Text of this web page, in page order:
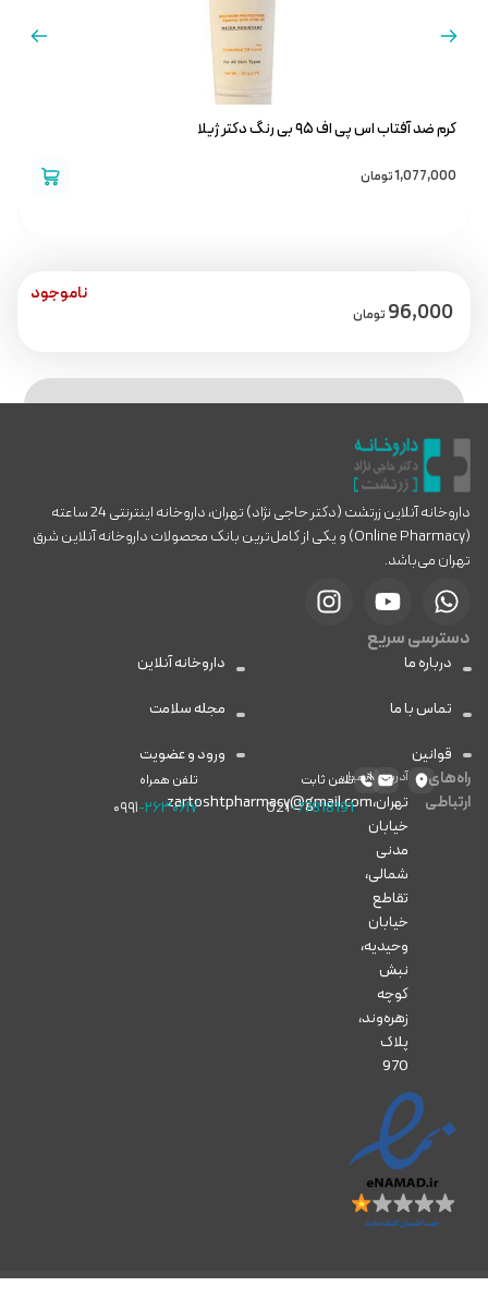
کرم ضد آفتاب اس پی اف ۹۵ بی رنگ دکتر ژیلا
1,077,000تومان
ناموجود
96,000 تومان
داروخانه آنلاین زرتشت (دکتر حاجی نژاد) تهران، داروخانه اینترنتی 24 ساعته
(Online Pharmacy) و یکی از کامل‌ترین بانک محصولات داروخانه آنلاین شرق
تهران می‌باشد.
دسترسی سریع
درباره ما
تماس با ما
قوانین
داروخانه آنلاین
مجله سلامت
ورود و عضویت
راه‌های
ارتباطی
آدرس
تهران،
خیابان
مدنی
شمالی،
تقاطع
خیابان
وحیدیه،
نبش
کوچه
زهره‌وند،
پلاک
970
ایمیل
zartoshtpharmacy@gmail.com
تلفن ثابت
021-77818191
تلفن همراه
۰۹۹۱-۲۶۳۰۶۱۷